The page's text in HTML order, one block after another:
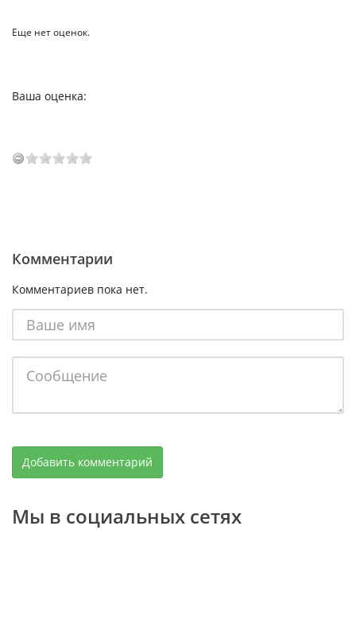
Еще нет оценок.
Ваша оценка:
Комментарии
Комментариев пока нет.
Мы в социальных сетях